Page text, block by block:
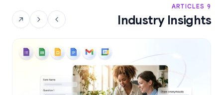
9 ARTICLES
Industry Insights